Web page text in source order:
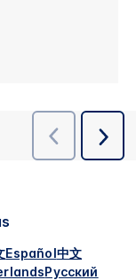
Español中文
Русский